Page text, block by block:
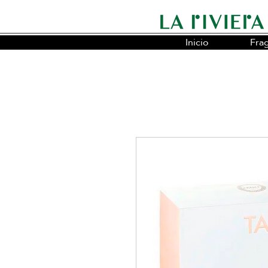
Somos la cadena líder en
Inicio